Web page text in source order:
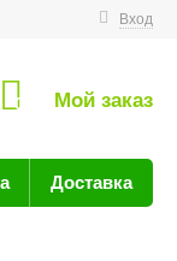
Вход
0 Мой заказ
Доставка